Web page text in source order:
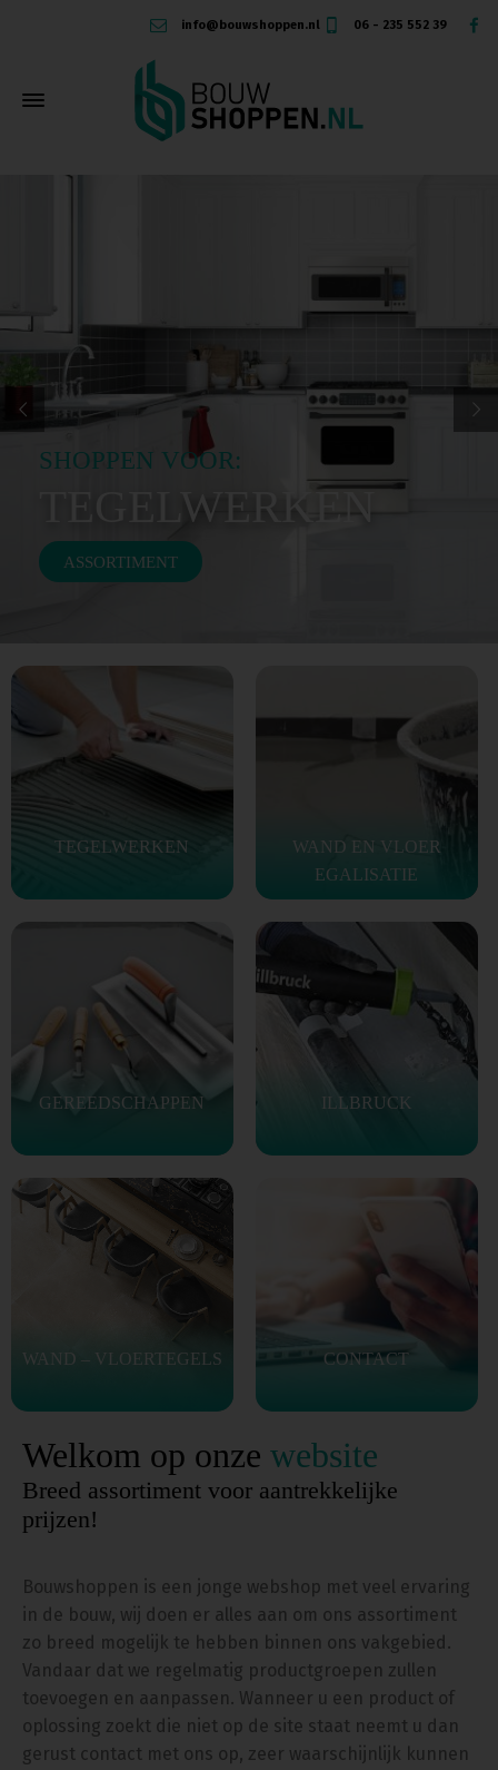
info@bouwshoppen.nl 06 - 235 552 39
TEGELWERKEN
ASSORTIMENT
SHOPPEN VOOR:
TEGELWERKEN
WAND EN VLOER
EGALISATIE
GEREEDSCHAPPEN ILLBRUCK
WAND – VLOERTEGELS CONTACT
Welkom op onze website
Breed assortiment voor aantrekkelijke
prijzen!
Bouwshoppen is een jonge webshop met veel ervaring
in de bouw, wij doen er alles aan om ons assortiment
zo breed mogelijk te hebben binnen ons vakgebied.
Vandaar dat we regelmatig productgroepen zullen
toevoegen en aanpassen. Wanneer u een product of
oplossing zoekt die niet op de site staat neemt u dan
gerust contact met ons op, zeer waarschijnlijk kunnen